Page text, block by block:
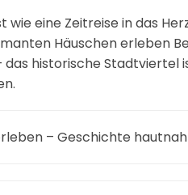
wie eine Zeitreise in das
Häuschen erleben
historische Stadtviertel
– Geschichte